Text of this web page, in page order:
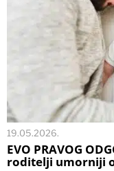
19.05.2026.
EVO PRAVOG
roditelji umorniji